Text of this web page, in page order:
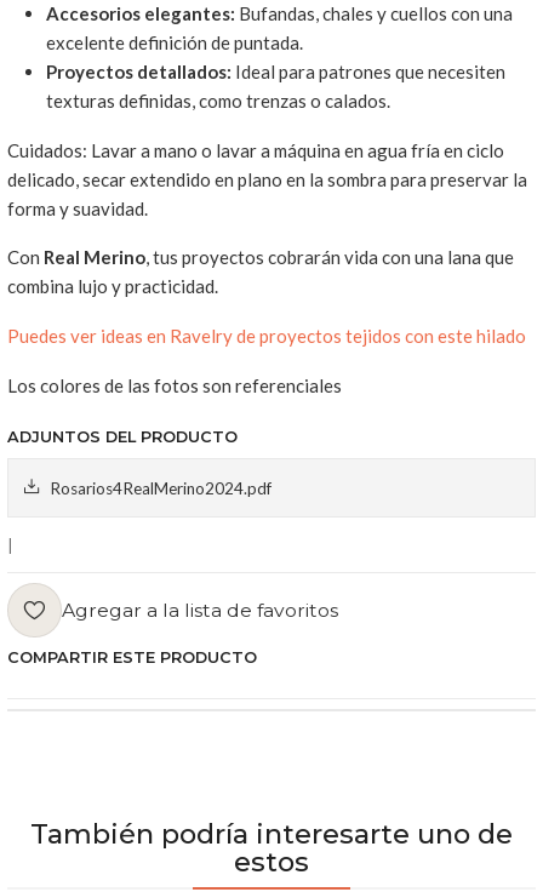
Accesorios elegantes: Bufandas, chales y cuellos con una
excelente definición de puntada.
Proyectos detallados: Ideal para patrones que necesiten
texturas definidas, como trenzas o calados.
Cuidados: Lavar a mano o lavar a máquina en agua fría en ciclo
delicado, secar extendido en plano en la sombra para preservar la
forma y suavidad.
Con Real Merino, tus proyectos cobrarán vida con una lana que
combina lujo y practicidad.
Puedes ver ideas en Ravelry de proyectos tejidos con este hilado
Los colores de las fotos son referenciales
ADJUNTOS DEL PRODUCTO
Rosarios4RealMerino2024.pdf
Agregar a la lista de favoritos
COMPARTIR ESTE PRODUCTO
También podría interesarte uno de
estos